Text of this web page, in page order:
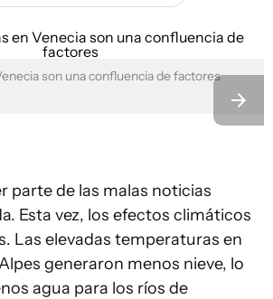
son una confluencia de factores
parte de las malas noticias
Esta vez, los efectos climáticos
Las elevadas temperaturas en
generaron menos nieve, lo
agua para los ríos de